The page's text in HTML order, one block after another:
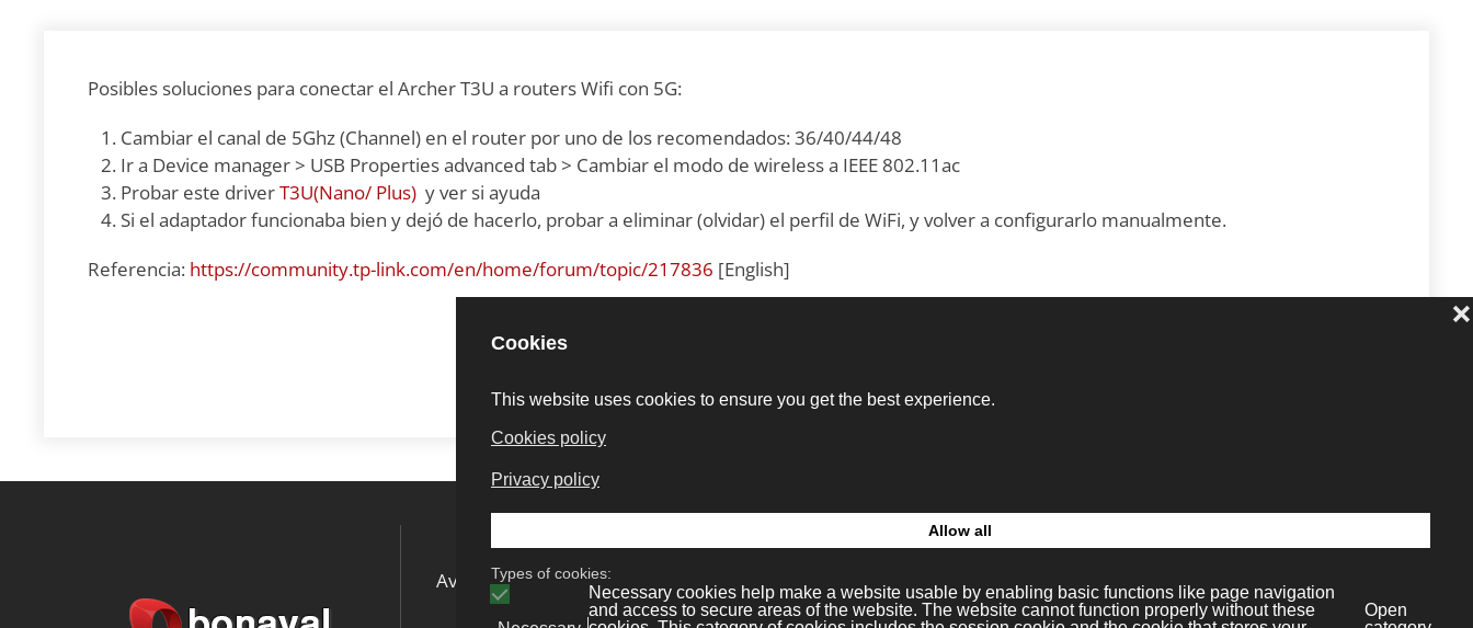
Posibles soluciones para conectar el Archer T3U a routers Wifi con 5G:
Cambiar el canal de 5Ghz (Channel) en el router por uno de los recomendados: 36/40/44/48
Ir a Device manager > USB Properties advanced tab > Cambiar el modo de wireless a IEEE 802.11ac
Probar este driverT3U(Nano/ Plus) y ver si ayuda
Si el adaptador funcionaba bien y dejó de hacerlo, probar a eliminar (olvidar) el perfil de WiFi, y volver a configurarlo manualmente.
Referencia: https://community.tp-link.com/en/home/forum/topic/217836 [English]
Aviso legal
News
Privacy policy